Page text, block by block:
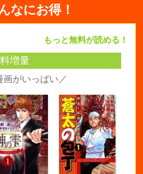
なにお得！
もっと無料が読める！
増量
がいっぱい／